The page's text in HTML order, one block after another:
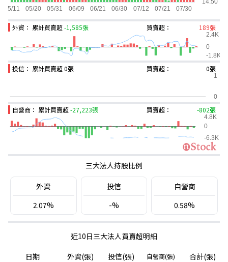
外資： 累計買賣超-1,585張 買賣超： 189張
投信： 累計買賣超0張 買賣超： 0張
自營商： 累計買賣超-27,223張 買賣超： -802張
三大法人持股比例
外資
2.07%
投信
-%
自營商
0.58%
近10日三大法人買賣超明細
日期
外資(張) 投信(張) 自營商(張)
合計(張)